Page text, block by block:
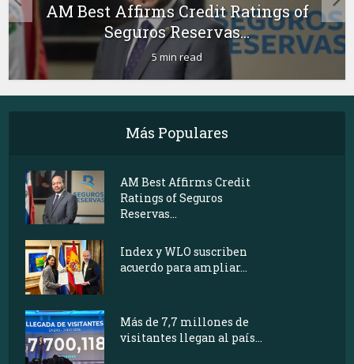
AM Best Affirms Credit Ratings of
Seguros Reservas...
5 min read
Más Populares
AM Best Affirms Credit
Ratings of Seguros
Reservas...
Index y WLO suscriben
acuerdo para ampliar...
Más de 7,7 millones de
visitantes llegan al país...